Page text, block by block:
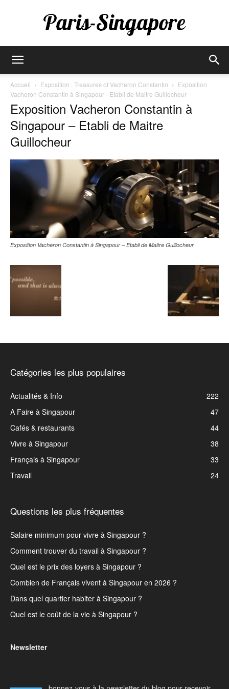
Singapore
Accueil Exposition : Treasures of Vacheron Constantin
Exposition
Vacheron Constantin à Singapour - Etabli de Maitre Guillocheur
Exposition Vacheron Constantin à
Singapour – Etabli de Maitre
Guillocheur
Exposition Vacheron Constantin à Singapour – Etabli de Maitre Guillocheur
Catégories les plus populaires
Actualités & Info
222
A Faire à Singapour
47
Cafés & restaurants
44
Vivre à Singapour
38
Français à Singapour
33
Travail
24
Questions les plus fréquentes
Salaire minimum pour vivre à Singapour ?
Comment trouver du travail à Singapour ?
Quel est le prix des loyers à Singapour ?
Combien de Français vivent à Singapour en 2026 ?
Dans quel quartier habiter à Singapour ?
Quel est le coût de la vie à Singapour ?
Newsletter